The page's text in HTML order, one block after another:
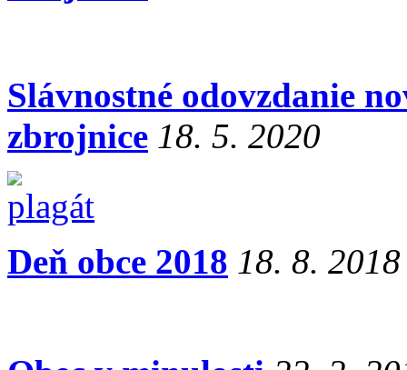
Slávnostné odovzdanie
zbrojnice 18. 5. 2020
Deň obce 2018 18. 8. 2018